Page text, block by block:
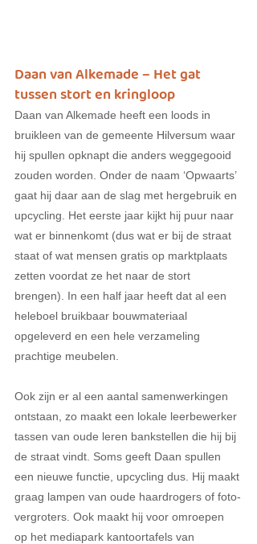
Daan van Alkemade – Het gat
tussen stort en kringloop
Daan van Alkemade heeft een loods in
bruikleen van de gemeente Hilversum waar
hij spullen opknapt die anders weggegooid
zouden worden. Onder de naam ‘Opwaarts’
gaat hij daar aan de slag met hergebruik en
upcycling. Het eerste jaar kijkt hij puur naar
wat er binnenkomt (dus wat er bij de straat
staat of wat mensen gratis op marktplaats
zetten voordat ze het naar de stort
brengen). In een half jaar heeft dat al een
heleboel bruikbaar bouwmateriaal
opgeleverd en een hele verzameling
prachtige meubelen.
Ook zijn er al een aantal samenwerkingen
ontstaan, zo maakt een lokale leerbewerker
tassen van oude leren bankstellen die hij bij
de straat vindt. Soms geeft Daan spullen
een nieuwe functie, upcycling dus. Hij maakt
graag lampen van oude haardrogers of foto-
vergroters. Ook maakt hij voor omroepen
op het mediapark kantoortafels van